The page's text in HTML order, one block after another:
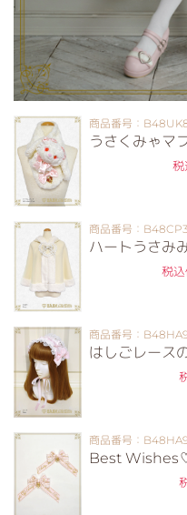
商品番号：
うさくみゃマ
税
商品番号：
ハートうさみ
税
商品番号：
はしごレース
商品番号：
Best